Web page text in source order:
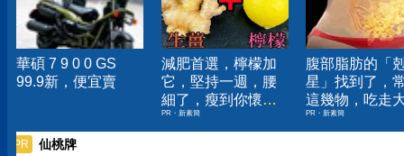
華碩 7 9 0 0 GS
99.9新，便宜賣
減肥首選，檸檬加
它，堅持一週，腰
細了，瘦到你懷疑
人生
PR・新素簡
腹部脂肪的「
星」找到了，
這幾物，吃走
囊，瘦出小蠻
PR・新素簡
PR 仙桃牌